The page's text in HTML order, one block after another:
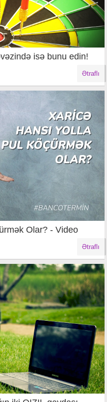
isə bunu edin!
Ətraflı
Xaricə Hansı Yolla Pul Köçürmək Olar? - Video
Ətraflı